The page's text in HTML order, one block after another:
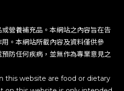
或營養補充品。本網站之內容旨在告
。本網站所載內容及資料僅供參
防任何疾病，並無作為專業意見之
this website are food or dietary